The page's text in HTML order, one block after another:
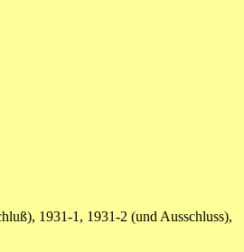
1931-1, 1931-2 (und Ausschluss),